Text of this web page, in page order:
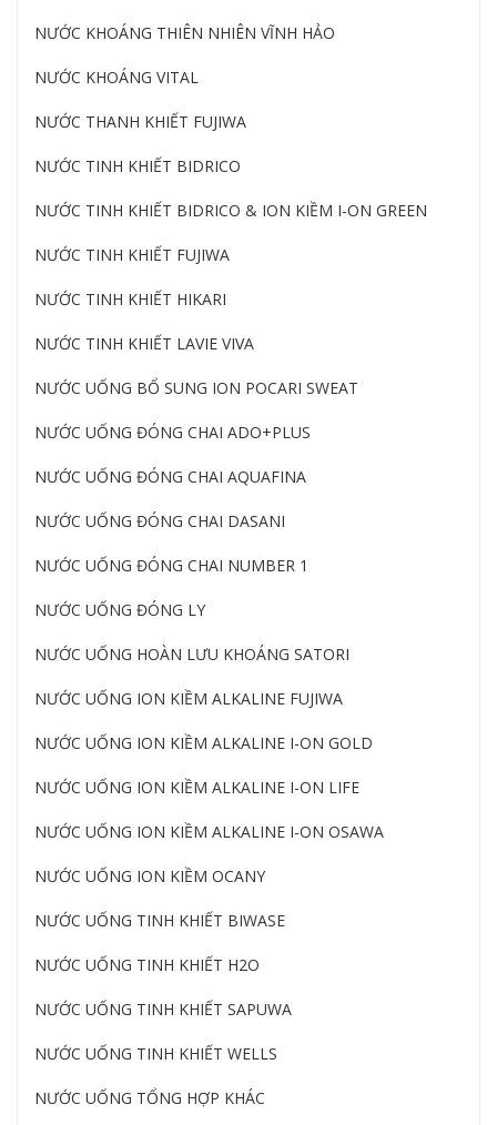
NƯỚC KHOÁNG THIÊN NHIÊN VĨNH HẢO
NƯỚC KHOÁNG VITAL
NƯỚC THANH KHIẾT FUJIWA
NƯỚC TINH KHIẾT BIDRICO
NƯỚC TINH KHIẾT BIDRICO & ION KIỀM I-ON GREEN
NƯỚC TINH KHIẾT FUJIWA
NƯỚC TINH KHIẾT HIKARI
NƯỚC TINH KHIẾT LAVIE VIVA
NƯỚC UỐNG BỔ SUNG ION POCARI SWEAT
NƯỚC UỐNG ĐÓNG CHAI ADO+PLUS
NƯỚC UỐNG ĐÓNG CHAI AQUAFINA
NƯỚC UỐNG ĐÓNG CHAI DASANI
NƯỚC UỐNG ĐÓNG CHAI NUMBER 1
NƯỚC UỐNG ĐÓNG LY
NƯỚC UỐNG HOÀN LƯU KHOÁNG SATORI
NƯỚC UỐNG ION KIỀM ALKALINE FUJIWA
NƯỚC UỐNG ION KIỀM ALKALINE I-ON GOLD
NƯỚC UỐNG ION KIỀM ALKALINE I-ON LIFE
NƯỚC UỐNG ION KIỀM ALKALINE I-ON OSAWA
NƯỚC UỐNG ION KIỀM OCANY
NƯỚC UỐNG TINH KHIẾT BIWASE
NƯỚC UỐNG TINH KHIẾT H2O
NƯỚC UỐNG TINH KHIẾT SAPUWA
NƯỚC UỐNG TINH KHIẾT WELLS
NƯỚC UỐNG TỔNG HỢP KHÁC